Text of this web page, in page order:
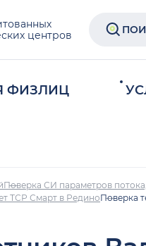
центров
ФИЗЛИЦ
Поверка СИ параметров
ТСР Смарт в РединоПоверка